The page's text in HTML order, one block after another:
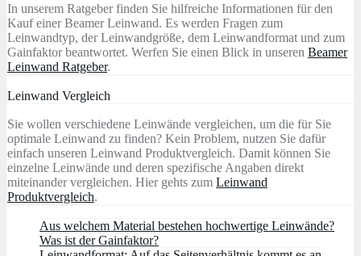
In unserem Ratgeber finden Sie hilfreiche Informationen für den
Kauf einer Beamer Leinwand. Es werden Fragen zum
Leinwandtyp, der Leinwandgröße, dem Leinwandformat und zum
Gainfaktor beantwortet. Werfen Sie einen Blick in unseren Beamer
Leinwand Ratgeber.
Leinwand Vergleich
Sie wollen verschiedene Leinwände vergleichen, um die für Sie
optimale Leinwand zu finden? Kein Problem, nutzen Sie dafür
einfach unseren Leinwand Produktvergleich. Damit können Sie
einzelne Leinwände und deren spezifische Angaben direkt
miteinander vergleichen. Hier gehts zum Leinwand
Produktvergleich.
Aus welchem Material bestehen hochwertige Leinwände?
Was ist der Gainfaktor?